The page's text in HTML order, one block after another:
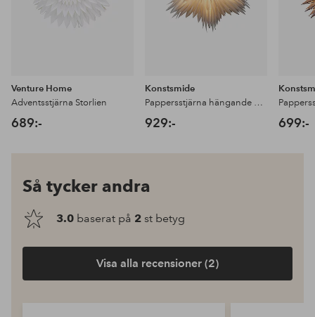
Venture Home
Adventsstjärna Storlien
689:-
Konstsmide
Pappersstjärna hängande 80cm
929:- 699:-
Så tycker andra
3.0 baserat på 2 st betyg
Visa alla recensioner (2)